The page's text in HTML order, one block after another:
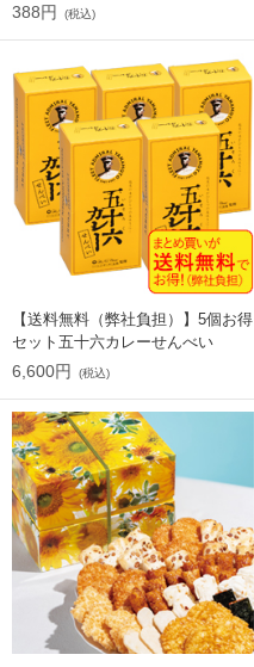
388円 (税込)
【送料無料（弊社負担）】5個お得
セット五十六カレーせんべい
6,600円 (税込)